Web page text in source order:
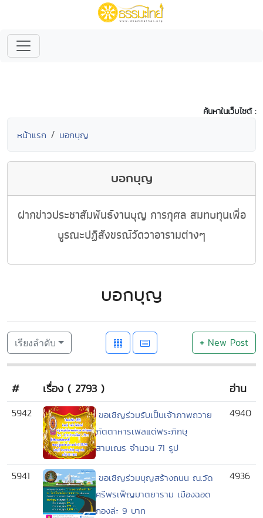
ค้นหาในเว็บไซต์ :
หน้าแรก บอกบุญ
บอกบุญ
ฝากข่าวประชาสัมพันธ์งานบุญ การกุศล สมทบทุนเพื่อ
บูรณะปฏิสังขรณ์วัดวาอารามต่างๆ
บอกบุญ
เรียงลำดับ +New Post
# เรื่อง ( 2793 ) อ่าน
5942
ขอเชิญร่วมรับเป็นเจ้าภาพถวาย
ภัตตาหารเพลแด่พระภิกษุ
สามเณร จำนวน 71 รูป
4940
5941
ขอเชิญร่วมบุญสร้างถนน ณ.วัด
ศรีพรเพ็ญมาตยาราม เมืองฉอด
กองล่ะ 9 บาท
4936